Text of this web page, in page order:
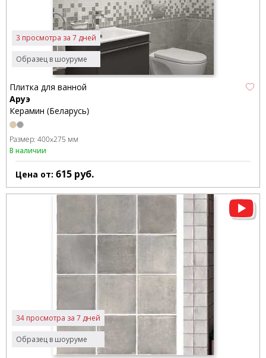
Образец в шоуруме
3 просмотра за 7 дней
Плитка для ванной
Аруэ
Керамин (Беларусь)
Размер: 400x275 мм
В наличии
Цена от: 615 руб.
Образец в шоуруме
34 просмотра за 7 дней